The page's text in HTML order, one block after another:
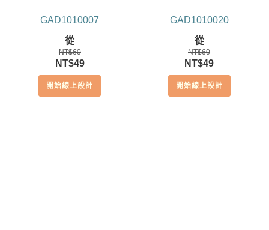
GAD1010007
從
NT$60
原
始
價
NT$49目
前
價
開始線上設計
GAD1010020
從
NT$60
原
始
價
NT$49目
前
價
開始線上設計